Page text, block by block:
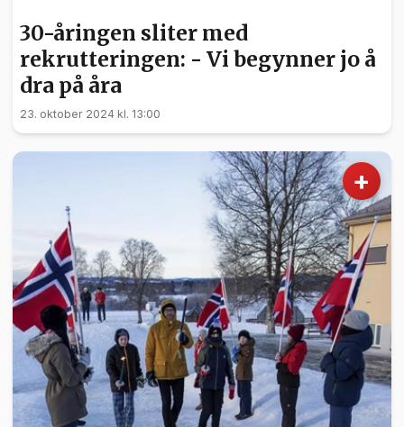
30-åringen sliter med
rekrutteringen: - Vi begynner jo å
dra på åra
23. oktober 2024 kl. 13:00
+